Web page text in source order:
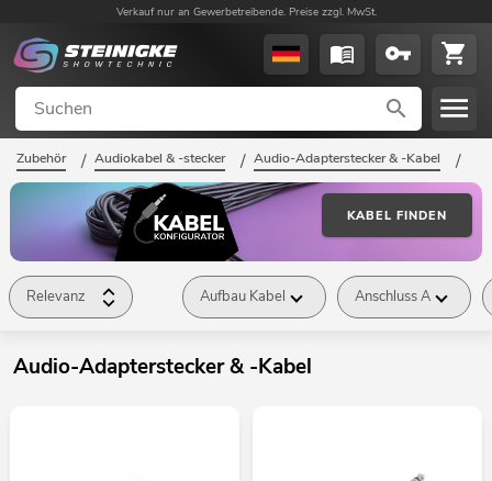
Verkauf nur an Gewerbetreibende. Preise zzgl. MwSt.
Zubehör / Audiokabel & -stecker / Audio-Adapterstecker & -Kabel /
KABEL FINDEN
Relevanz Aufbau Kabel Anschluss A
Audio-Adapterstecker & -Kabel